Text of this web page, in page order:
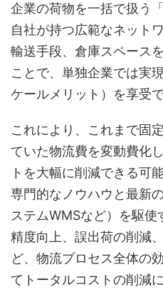
企業の荷物を一括で扱う
自社が持つ広範なネット
輸送手段、倉庫スペース
ことで、単独企業では実
ケールメリット）を享受で
これにより、これまで固
ていた物流費を変動費化
トを大幅に削減できる可
専門的なノウハウと最新
ステムWMSなど）を駆
精度向上、誤出荷の削減
ど、物流プロセス全体の
てトータルコストの削減